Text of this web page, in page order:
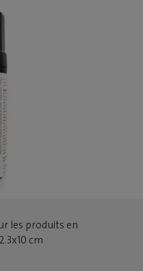
les produits en
cm